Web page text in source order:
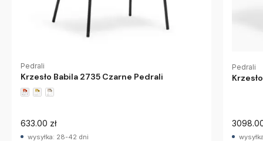
Pedrali
Krzesło Babila 2735 Czarne Pedrali
633.00 zł
wysyłka: 28-42 dni
Pedrali